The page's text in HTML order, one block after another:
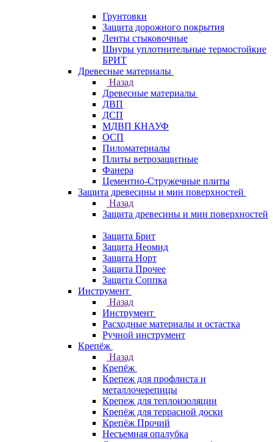
Грунтовки
Защита дорожного покрытия
Ленты стыковочные
Шнуры уплотнительные термостойкие
БРИТ
Древесные материалы
Назад
Древесные материалы
ДВП
ДСП
МДВП КНАУФ
ОСП
Пиломатериалы
Плиты ветрозащитные
Фанера
Цементно-Стружечные плиты
Защита древесины и мин поверхностей
Назад
Защита древесины и мин поверхностей
Защита Брит
Защита Неомид
Защита Норт
Защита Прочее
Защита Соппка
Инструмент
Назад
Инструмент
Расходные материалы и остастка
Ручной инструмент
Крепёж
Назад
Крепёж
Крепеж для профлиста и
металлочерепицы
Крепеж для теплоизоляции
Крепёж для террасной доски
Крепёж Прочий
Несъемная опалубка